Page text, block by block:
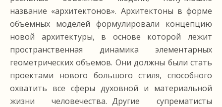
название «архитектонов». Архитектоны в форме
объемных моделей формулировали концепцию
новой архитектуры, в основе которой лежит
пространственная динамика элементарных
геометрических объемов. Они должны были стать
проектами нового большого стиля, способного
охватить все сферы духовной и материальной
жизни человечества. Другие cупрематисты